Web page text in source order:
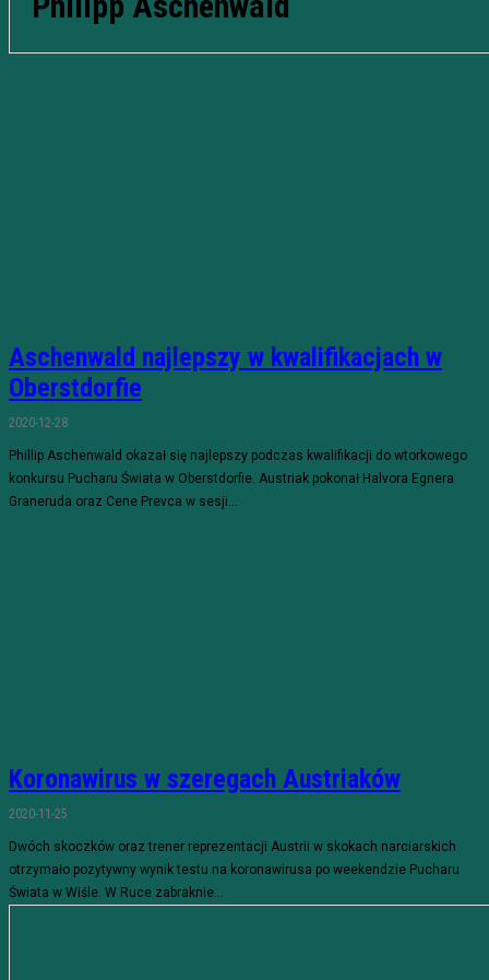
Aschenwald najlepszy w kwalifikacjach w
Oberstdorfie
2020-12-28
Phillip Aschenwald okazał się najlepszy podczas kwalifikacji do wtorkowego
konkursu Pucharu Świata w Oberstdorfie. Austriak pokonał Halvora Egnera
Graneruda oraz Cene Prevca w sesji...
Koronawirus w szeregach Austriaków
2020-11-25
Dwóch skoczków oraz trener reprezentacji Austrii w skokach narciarskich
otrzymało pozytywny wynik testu na koronawirusa po weekendzie Pucharu
Świata w Wiśle. W Ruce zabraknie...